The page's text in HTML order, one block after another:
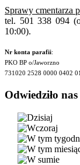
Sprawy cmentarza
tel. 501 338 094
10:00).
Nr konta parafii:
PKO BP o/Jaworzno
731020 2528 0000 0402
Odwiedziło nas